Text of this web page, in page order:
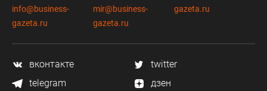
info@business-
gazeta.ru
mir@business-
gazeta.ru
gazeta.ru
вконтакте
twitter
telegram
дзен